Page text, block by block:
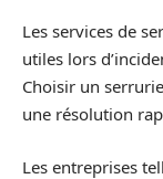
Les services de
utiles lors
Choisir un
une résolution
Les entreprises